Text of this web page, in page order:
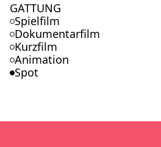
GATTUNG
Spielfilm
Dokumentarfilm
Kurzfilm
Animation
Spot